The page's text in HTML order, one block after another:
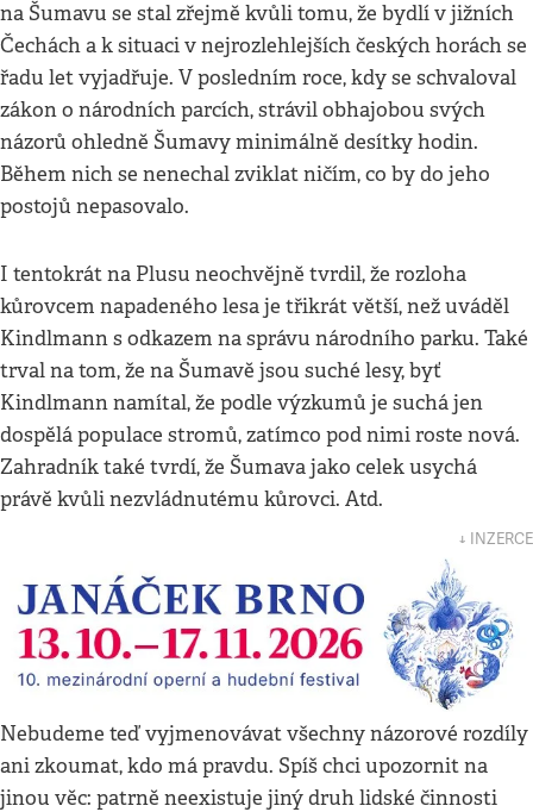
na Šumavu se stal zřejmě kvůli tomu, že bydlí v jižních
Čechách a k situaci v nejrozlehlejších českých horách se
řadu let vyjadřuje. V posledním roce, kdy se schvaloval
zákon o národních parcích, strávil obhajobou svých
názorů ohledně Šumavy minimálně desítky hodin.
Během nich se nenechal zviklat ničím, co by do jeho
postojů nepasovalo.
I tentokrát na Plusu neochvějně tvrdil, že rozloha
kůrovcem napadeného lesa je třikrát větší, než uváděl
Kindlmann s odkazem na správu národního parku. Také
trval na tom, že na Šumavě jsou suché lesy, byť
Kindlmann namítal, že podle výzkumů je suchá jen
dospělá populace stromů, zatímco pod nimi roste nová.
Zahradník také tvrdí, že Šumava jako celek usychá
právě kvůli nezvládnutému kůrovci. Atd.
↓ INZERCE
Nebudeme teď vyjmenovávat všechny názorové rozdíly
ani zkoumat, kdo má pravdu. Spíš chci upozornit na
jinou věc: patrně neexistuje jiný druh lidské činnosti